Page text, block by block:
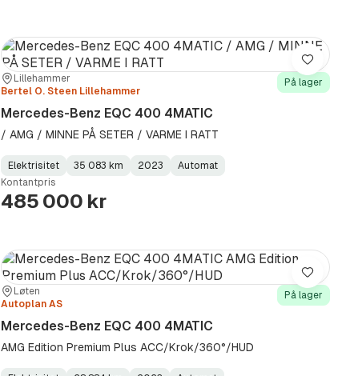
Sted:
Lillehammer
Forhandler:
Bertel O. Steen Lillehammer
På lager
Mercedes-Benz EQC 400 4MATIC
/ AMG / MINNE PÅ SETER / VARME I RATT
Fuel
Type:
Elektrisitet
Kilometerstand:
35 083 km
Model
Year:
2023
Gearbox
Type:
Automat
Kontantpris
485 000 kr
Lagre
Sted:
Løten
Forhandler:
Autoplan AS
På lager
Mercedes-Benz EQC 400 4MATIC
AMG Edition Premium Plus ACC/Krok/360°/HUD
Lagre